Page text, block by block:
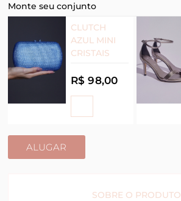
Monte seu conjunto
CLUTCH
AZUL MINI
CRISTAIS
R$ 98,00
ALUGAR
SOBRE O PRODUTO